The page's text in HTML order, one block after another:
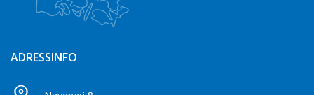
ADRESSINFO